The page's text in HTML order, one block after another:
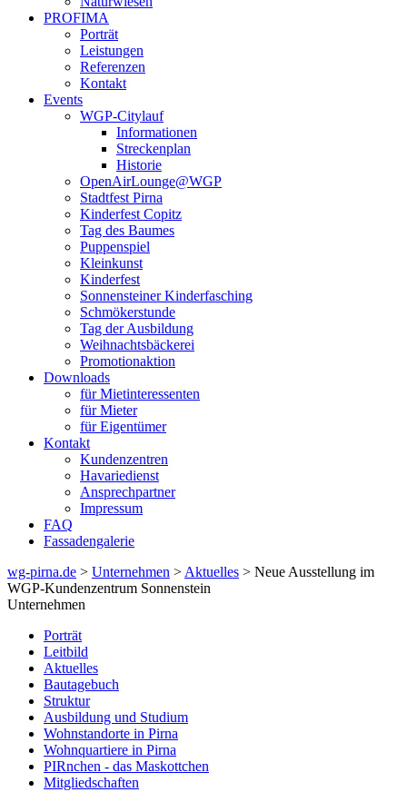
PROFIMA
Porträt
Leistungen
Referenzen
Kontakt
Events
WGP-Citylauf
Informationen
Streckenplan
Historie
OpenAirLounge@WGP
Stadtfest Pirna
Kinderfest Copitz
Tag des Baumes
Puppenspiel
Kleinkunst
Kinderfest
Sonnensteiner Kinderfasching
Schmökerstunde
Tag der Ausbildung
Weihnachtsbäckerei
Promotionaktion
Downloads
für Mietinteressenten
für Mieter
für Eigentümer
Kontakt
Kundenzentren
Havariedienst
Ansprechpartner
Impressum
FAQ
Fassadengalerie
wg-pirna.de > Unternehmen > Aktuelles > Neue Ausstellung im
WGP-Kundenzentrum Sonnenstein
Unternehmen
Porträt
Leitbild
Aktuelles
Bautagebuch
Struktur
Ausbildung und Studium
Wohnstandorte in Pirna
Wohnquartiere in Pirna
PIRnchen - das Maskottchen
Mitgliedschaften